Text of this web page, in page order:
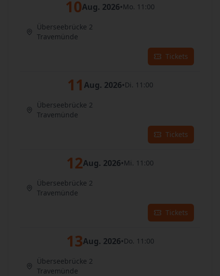
10Aug. 2026•Mo. 11:00
Überseebrücke 2
Travemünde
Tickets
11 Aug. 2026•Di. 11:00
Überseebrücke 2
Travemünde
Tickets
12Aug. 2026•Mi. 11:00
Überseebrücke 2
Travemünde
Tickets
13Aug. 2026•Do. 11:00
Überseebrücke 2
Travemünde